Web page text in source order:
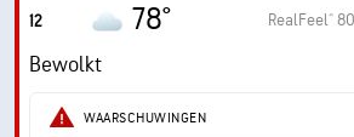
12 78° RealFeel®
Bewolkt
WAARSCHUWINGEN